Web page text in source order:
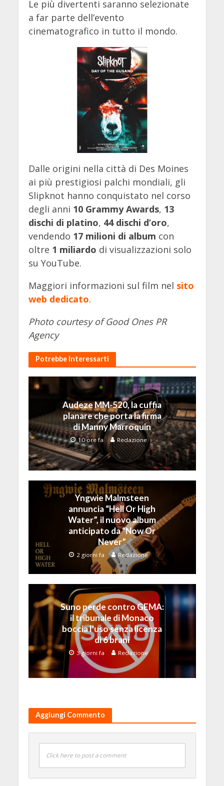
Le più divertenti saranno selezionate
a far parte dell’evento
cinematografico in tutto il mondo.
Dalle origini nella città di Des Moines
ai più prestigiosi palchi mondiali, gli
Slipknot hanno conquistato nel corso
degli anni 10 Grammy Awards, 13
dischi di platino, 44 dischi d’oro,
vendendo 17 milioni di album con
oltre 1 miliardo di visualizzazioni solo
su YouTube.
Maggiori informazioni sul film nel sito
web dedicato.
Photo courtesy of Good Ones PR
Agency
Potrebbe Interessarti
Audeze MM-520, la cuffia
planare che porta la firma
di Manny Marroquin
10 ore fa Redazione
Yngwie Malmsteen
annuncia “Hell Or High
Water”, il nuovo album
anticipato da “Now Or
Never”
2 giorni fa Redazione
Suno perde contro GEMA:
il tribunale di Monaco
boccia l’uso senza licenza
di 6 brani
3 giorni fa Redazione
Aggiungi Commento
Click here to post a comment